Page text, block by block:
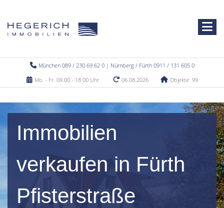
München 089 / 230 69 62 0 | Nürnberg / Fürth 0911 / 131 605 0
Mo. - Fr. 09.00 - 18.00 Uhr
06.08.2026 Objekte: 99
Immobilien
verkaufen in Fürth
Pfisterstraße